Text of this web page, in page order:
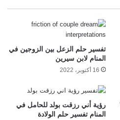
تفسير حلم الزعل بين الزوجين في
المنام لابن سيرين
16 أكتوبر، 2022
رؤية أني رزقت بولد للحامل في
المنام تفسير حلم الولادة